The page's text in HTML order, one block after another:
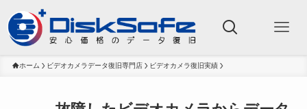
ホーム ビデオカメラデータ復旧専門店 ビデオカメラ復旧実績